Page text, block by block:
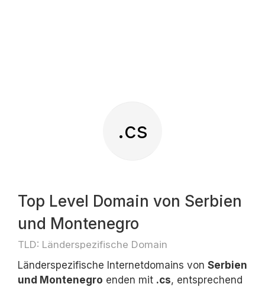
.cs
Top Level Domain von Serbien
und Montenegro
TLD: Länderspezifische Domain
Länderspezifische Internetdomains von Serbien
und Montenegro enden mit .cs, entsprechend